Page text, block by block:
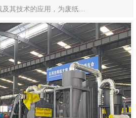
其技术的应用，为废纸…